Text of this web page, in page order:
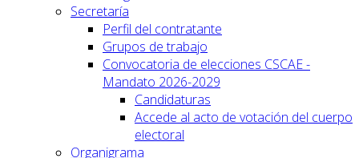
Secretaría
Perfil del contratante
Grupos de trabajo
Convocatoria de elecciones CSCAE -
Mandato 2026-2029
Candidaturas
Accede al acto de votación del cuerpo
electoral
Organigrama